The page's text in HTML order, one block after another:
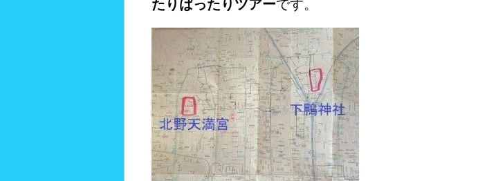
たりばったりツアーです。